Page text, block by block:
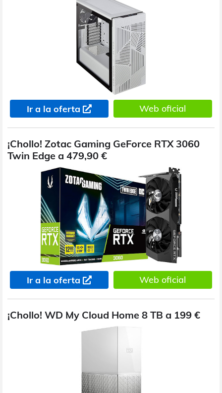
Ir a la oferta Web oficial
¡Chollo! Zotac Gaming GeForce RTX 3060
Twin Edge a 479,90 €
Ir a la oferta Web oficial
¡Chollo! WD My Cloud Home 8 TB a 199 €